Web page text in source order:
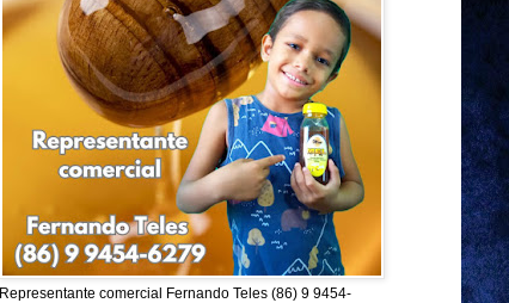
Representante comercial Fernando Teles (86) 9 9454-